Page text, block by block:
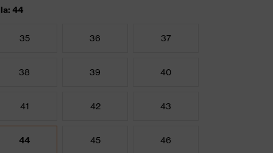
44
35 36 37
38 39 40
41 42 43
44 45 46